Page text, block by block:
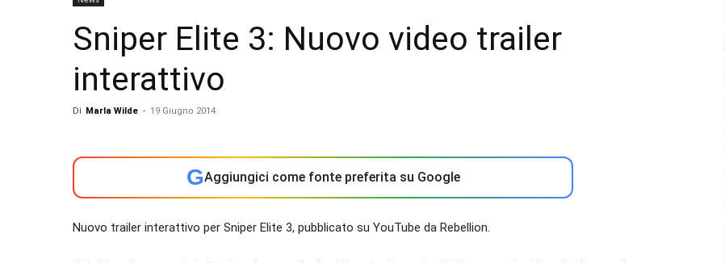
Sniper Elite 3: Nuovo video trailer
interattivo
Di Marla Wilde - 19 Giugno 2014
GAggiungici come fonte preferita su Google
Nuovo trailer interattivo per Sniper Elite 3, pubblicato su YouTube da Rebellion.